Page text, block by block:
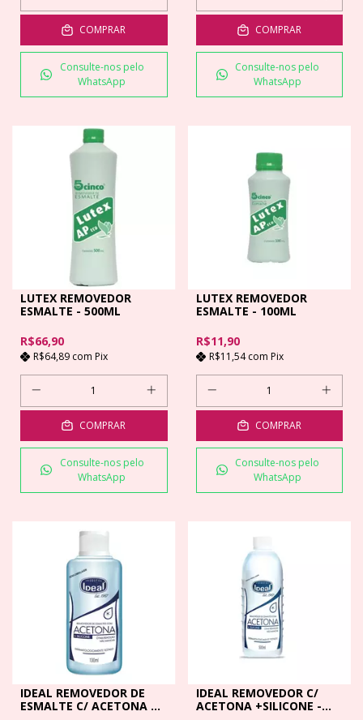
COMPRAR
Consulte-nos pelo
WhatsApp
COMPRAR
Consulte-nos pelo
WhatsApp
LUTEX REMOVEDOR
ESMALTE - 500ML
R$66,90
R$64,89 com Pix
COMPRAR
Consulte-nos pelo
WhatsApp
LUTEX REMOVEDOR
ESMALTE - 100ML
R$11,90
R$11,54com Pix
COMPRAR
Consulte-nos pelo
WhatsApp
IDEAL REMOVEDOR DE
ESMALTE C/ ACETONA +
IDEAL REMOVEDOR C/
ACETONA +SILICONE -